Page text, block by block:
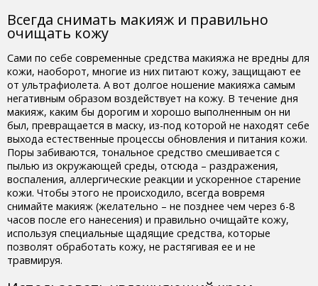
Всегда снимать макияж и правильно
очищать кожу
Сами по себе современные средства макияжа не вредны для
кожи, наоборот, многие из них питают кожу, защищают ее
от ультрафиолета. А вот долгое ношение макияжа самым
негативным образом воздействует на кожу. В течение дня
макияж, каким бы дорогим и хорошо выполненным он ни
был, превращается в маску, из-под которой не находят себе
выхода естественные процессы обновления и питания кожи.
Поры забиваются, тональное средство смешивается с
пылью из окружающей среды, отсюда – раздражения,
воспаления, аллергические реакции и ускоренное старение
кожи. Чтобы этого не происходило, всегда вовремя
снимайте макияж (желательно – не позднее чем через 6-8
часов после его нанесения) и правильно очищайте кожу,
используя специальные щадящие средства, которые
позволят обработать кожу, не растягивая ее и не
травмируя.